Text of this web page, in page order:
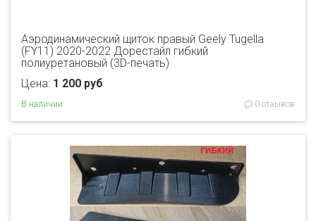
Аэродинамический щиток правый Geely Tugella
(FY11) 2020-2022 Дорестайл гибкий
полиуретановый (3D-печать)
Цена: 1 200 руб
В наличии 0 отзывов